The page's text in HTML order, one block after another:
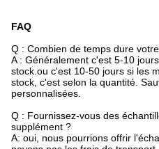
FAQ
Q : Combien de temps dure
A : Généralement c'est 5-10
stock.ou c'est 10-50 jours si les
stock, c'est selon la quantité.
personnalisées.
Q : Fournissez-vous des
supplément ?
A: oui, nous pourrions offrir